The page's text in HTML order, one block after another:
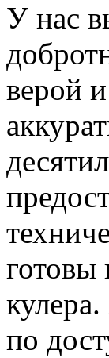
У нас
верой
готовы
по